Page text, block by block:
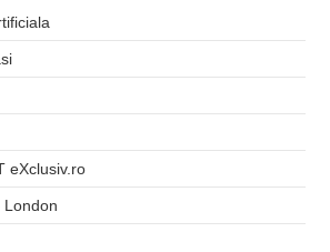
eXclusiv.ro
London